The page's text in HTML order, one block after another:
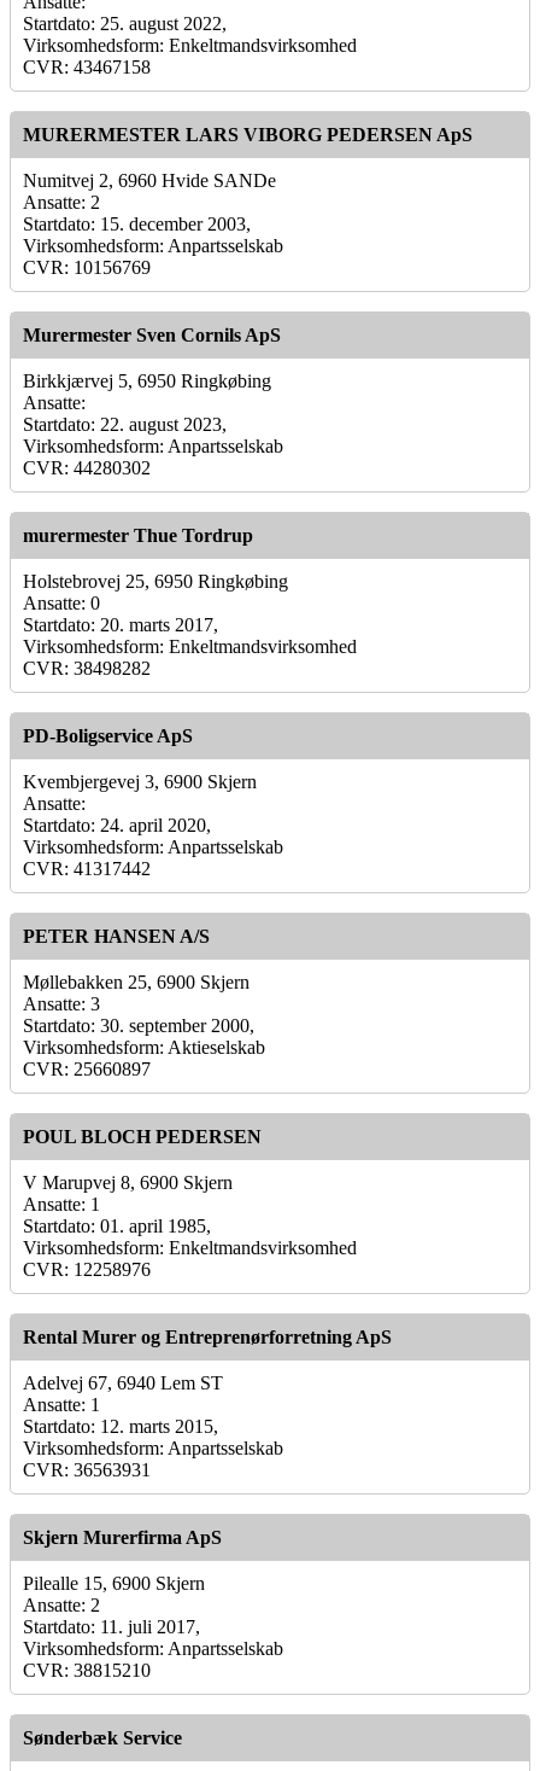
Startdato: 25. august 2022,
Virksomhedsform: Enkeltmandsvirksomhed
CVR: 43467158
MURERMESTER LARS VIBORG PEDERSEN ApS
Numitvej 2, 6960 Hvide SANDe
Ansatte: 2
Startdato: 15. december 2003,
Virksomhedsform: Anpartsselskab
CVR: 10156769
Murermester Sven Cornils ApS
Birkkjærvej 5, 6950 Ringkøbing
Ansatte:
Startdato: 22. august 2023,
Virksomhedsform: Anpartsselskab
CVR: 44280302
murermester Thue Tordrup
Holstebrovej 25, 6950 Ringkøbing
Ansatte: 0
Startdato: 20. marts 2017,
Virksomhedsform: Enkeltmandsvirksomhed
CVR: 38498282
PD-Boligservice ApS
Kvembjergevej 3, 6900 Skjern
Ansatte:
Startdato: 24. april 2020,
Virksomhedsform: Anpartsselskab
CVR: 41317442
PETER HANSEN A/S
Møllebakken 25, 6900 Skjern
Ansatte: 3
Startdato: 30. september 2000,
Virksomhedsform: Aktieselskab
CVR: 25660897
POUL BLOCH PEDERSEN
V Marupvej 8, 6900 Skjern
Ansatte: 1
Startdato: 01. april 1985,
Virksomhedsform: Enkeltmandsvirksomhed
CVR: 12258976
Rental Murer og Entreprenørforretning ApS
Adelvej 67, 6940 Lem ST
Ansatte: 1
Startdato: 12. marts 2015,
Virksomhedsform: Anpartsselskab
CVR: 36563931
Skjern Murerfirma ApS
Pilealle 15, 6900 Skjern
Ansatte: 2
Startdato: 11. juli 2017,
Virksomhedsform: Anpartsselskab
CVR: 38815210
Sønderbæk Service